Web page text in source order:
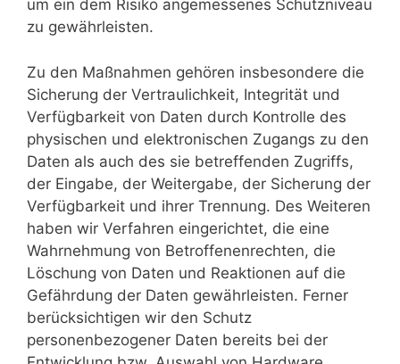
um ein dem Risiko angemessenes Schutzniveau
zu gewährleisten.
Zu den Maßnahmen gehören insbesondere die
Sicherung der Vertraulichkeit, Integrität und
Verfügbarkeit von Daten durch Kontrolle des
physischen und elektronischen Zugangs zu den
Daten als auch des sie betreffenden Zugriffs,
der Eingabe, der Weitergabe, der Sicherung der
Verfügbarkeit und ihrer Trennung. Des Weiteren
haben wir Verfahren eingerichtet, die eine
Wahrnehmung von Betroffenenrechten, die
Löschung von Daten und Reaktionen auf die
Gefährdung der Daten gewährleisten. Ferner
berücksichtigen wir den Schutz
personenbezogener Daten bereits bei der